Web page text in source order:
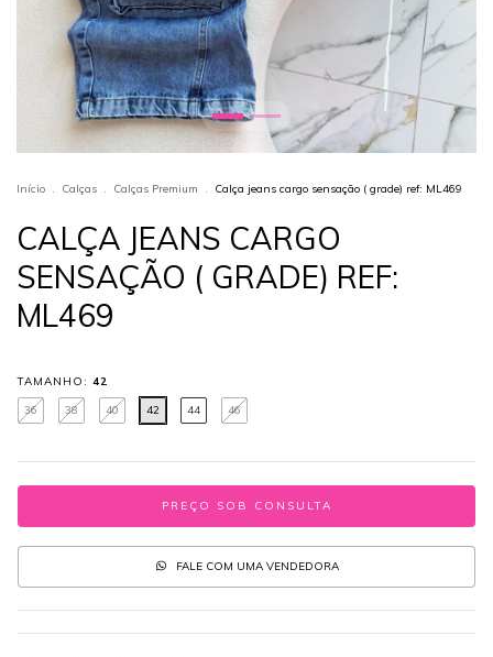
Início . Calças . Calças Premium . Calça jeans cargo sensação ( grade) ref: ML469
CALÇA JEANS CARGO
SENSAÇÃO ( GRADE) REF:
ML469
TAMANHO: 42
36
38 40 42 44 46
FALE COM UMA VENDEDORA